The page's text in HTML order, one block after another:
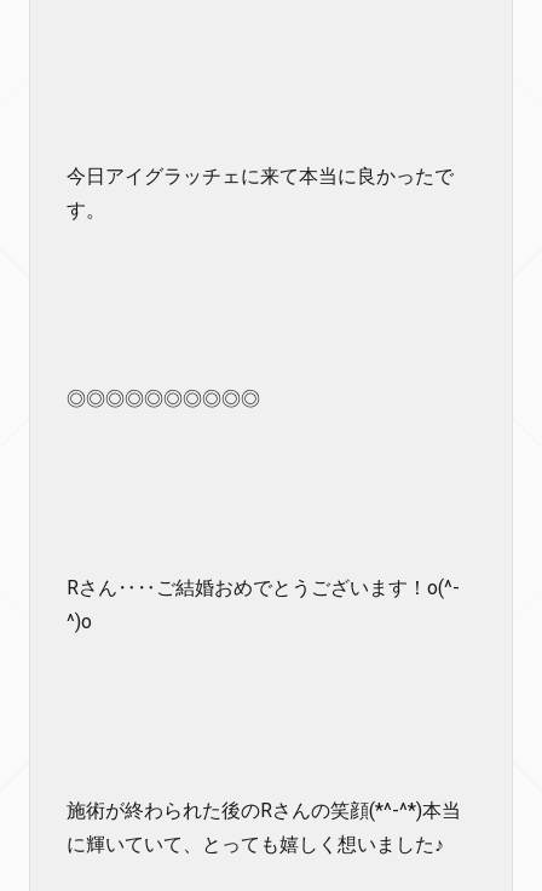
今日アイグラッチェに来て本当に良かったで
す。
◎◎◎◎◎◎◎◎◎◎
Rさん‥‥ご結婚おめでとうございます！o(^-
^)o
施術が終わられた後のRさんの笑顔(*^-^*)本当
に輝いていて、とっても嬉しく想いました♪